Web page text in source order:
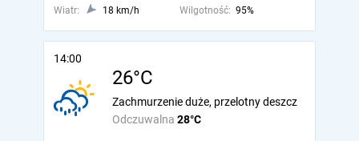
Wiatr:
18 km/h Wilgotność: 95%
14:00
26°C
Odczuwalna 28°C
Zachmurzenie duże, przelotny deszcz